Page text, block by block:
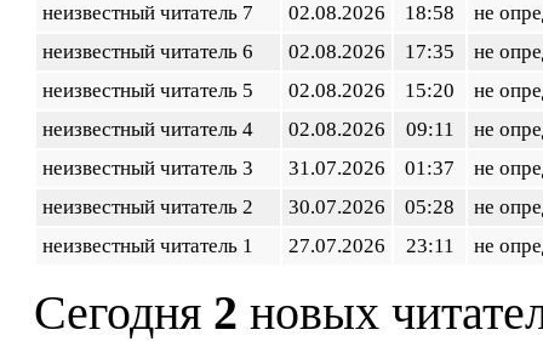
неизвестный читатель 7
02.08.2026 18:58
не
неизвестный читатель 6
02.08.2026 17:35
не
неизвестный читатель 5
02.08.2026 15:20
не
неизвестный читатель 4
02.08.2026 09:11
не
неизвестный читатель 3
31.07.2026 01:37
не
неизвестный читатель 2
30.07.2026 05:28
не
неизвестный читатель 1
27.07.2026 23:11 не
Сегодня 2 новых